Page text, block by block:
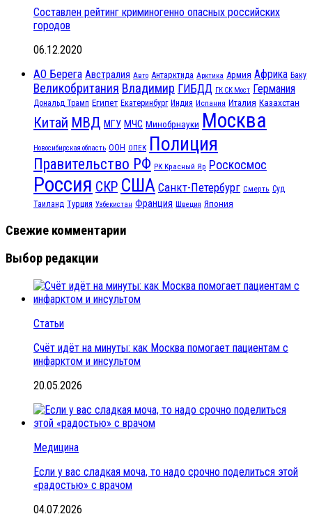
Составлен рейтинг криминогенно опасных российских
городов
06.12.2020
АО Берега Австралия Авто Антарктида Арктика Армия Африка Баку
Великобритания Владимир ГИБДД ГК СК Мост Германия
Дональд Трамп Египет Екатеринбург Индия Испания Италия Казахстан
Китай МВД МГУ МЧС Минобрнауки Москва
Новосибирская область ООН ОПЕК Полиция
Правительство РФ РК Красный Яр Роскосмос
Россия СКР США Санкт-Петербург Смерть Суд
Таиланд Турция Узбекистан Франция Швеция Япония
Свежие комментарии
Выбор редакции
Статьи
Счёт идёт на минуты: как Москва помогает пациентам с
инфарктом и инсультом
20.05.2026
Медицина
Если у вас сладкая моча, то надо срочно поделиться этой
«радостью» с врачом
04.07.2026